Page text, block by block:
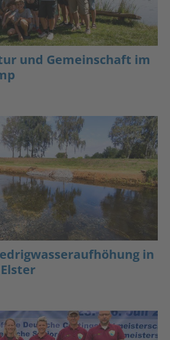
und Gemeinschaft im
in